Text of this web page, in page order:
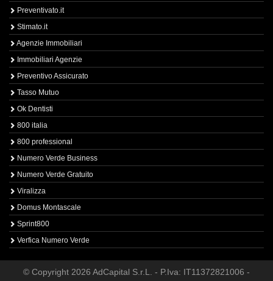
Preventivato.it
Stimato.it
Agenzie Immobiliari
Immobiliari Agenzie
Preventivo Assicurato
Tasso Mutuo
Ok Dentisti
800 italia
800 professional
Numero Verde Business
Numero Verde Gratuito
Viralizza
Domus Montascale
Sprint800
Verfica Numero Verde
© Copyright 2026 AdCapital S.r.L. - P.Iva: IT11372821006 -